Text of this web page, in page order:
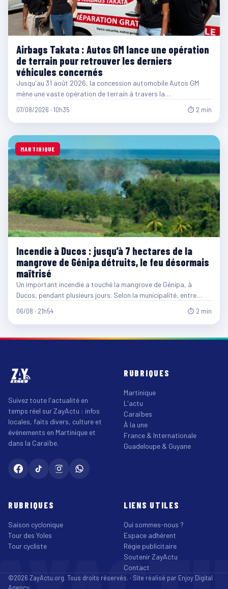
Airbags Takata : Autos GM lance une opération
de terrain pour retrouver les derniers
véhicules concernés
Jusqu'au 31 août 2026, la concession automobile Autos GM
mène une vaste opération de terrain à travers la…
07/08/2026 · 10h35 ⏱ 2 min
MARTINIQUE
Incendie à Ducos : jusqu’à 7 hectares de la
mangrove de Génipa détruits, le feu désormais
maîtrisé
Un important incendie a touché la mangrove de Génipa, à
Ducos, pendant plusieurs jours. Selon la municipalité, entre…
06/08 · 21h54 ⏱ 2 min
Suivez toute l'actualité en
temps réel sur ZayActu : infos
locales, faits divers, culture et
événements en Martinique et
dans la Caraïbe.
RUBRIQUES
Martinique
L'actu
Caraïbes
À la une
France & Internationale
Guadeloupe & Guyane
RUBRIQUES
Saison cyclonique
Tour des Yoles
Tour cycliste
LIENS UTILES
Qui sommes-nous ?
Espace adhérent
Régie publicitaire
Soutenir ZayActu
Contact
©2026 ZayActu.org. Tous droits réservés. · Site réalisé par Enjoy Digital